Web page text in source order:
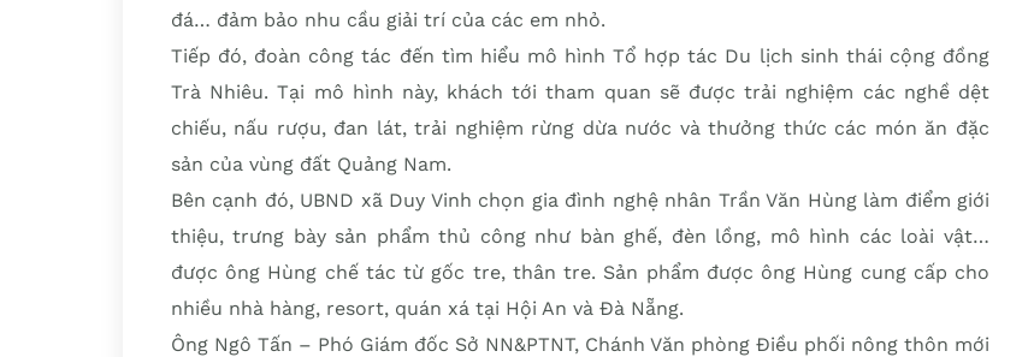
đá… đảm bảo nhu cầu giải trí của các em nhỏ.
Tiếp đó, đoàn công tác đến tìm hiểu mô hình Tổ hợp tác Du lịch sinh thái cộng đồng
Trà Nhiêu. Tại mô hình này, khách tới tham quan sẽ được trải nghiệm các nghề dệt
chiếu, nấu rượu, đan lát, trải nghiệm rừng dừa nước và thưởng thức các món ăn đặc
sản của vùng đất Quảng Nam.
Bên cạnh đó, UBND xã Duy Vinh chọn gia đình nghệ nhân Trần Văn Hùng làm điểm giới
thiệu, trưng bày sản phẩm thủ công như bàn ghế, đèn lồng, mô hình các loài vật…
được ông Hùng chế tác từ gốc tre, thân tre. Sản phẩm được ông Hùng cung cấp cho
nhiều nhà hàng, resort, quán xá tại Hội An và Đà Nẵng.
Ông Ngô Tấn – Phó Giám đốc Sở NN&PTNT, Chánh Văn phòng Điều phối nông thôn mới